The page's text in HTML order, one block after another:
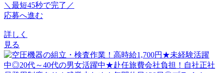
＼最短45秒で完了／
応募へ進む
詳しく
見る